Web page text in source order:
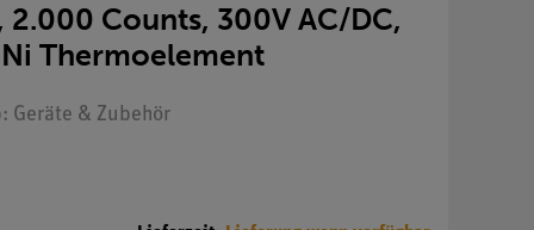
Counts, 300V AC/DC,
Thermoelement
Geräte & Zubehör